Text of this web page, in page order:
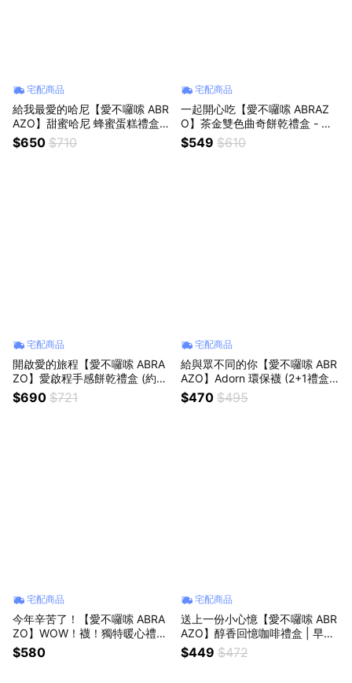
宅配商品
給我最愛的哈尼【愛不囉嗦 ABR
AZO】甜蜜哈尼 蜂蜜蛋糕禮盒
(約5個工作日出貨) 下午茶 鬆軟
綿密 美味好吃 送禮首選 情人獻
$650 $710
宅配商品
一起開心吃【愛不囉嗦 ABRAZ
O】茶金雙色曲奇餅乾禮盒 - 附
不織布環保提袋 (約5個工作日出
貨) | 下午茶 點心 好友 同事 美味
$549 $610
宅配商品
開啟愛的旅程【愛不囉嗦 ABRA
ZO】愛啟程手感餅乾禮盒 (約5
個工作日出貨) | 下午茶 點心 美
味分享 午茶搭配 好友 生日禮 情
$690 $721
宅配商品
給與眾不同的你【愛不囉嗦 ABR
AZO】Adorn 環保襪 (2+1禮盒)
環保襪 服裝搭配 撞出不同色彩
讓世界看到我們的樣子 健康 友
$470 $495
宅配商品
今年辛苦了！【愛不囉嗦 ABRA
ZO】WOW！襪！獨特暖心禮盒
(約5個工作日出貨) 馬卡龍 燕麥
餅乾 阿唐襪 聯名禮盒 公益禮盒
$580
宅配商品
送上一份小心憶【愛不囉嗦 ABR
AZO】醇香回憶咖啡禮盒 | 早餐
下午茶 辦公室 香醇咖啡 品味美
好 美味分享 好友 同事 伴手禮 送
$449 $472